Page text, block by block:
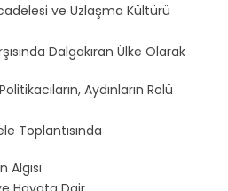
ve Uzlaşma Kültürü
Dalgakıran Ülke Olarak
Aydınların Rolü
Toplantısında